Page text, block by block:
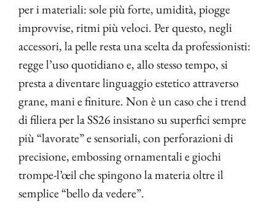
per i materiali: sole più forte, umidità, piogge
improvvise, ritmi più veloci. Per questo, negli
accessori, la pelle resta una scelta da professionisti:
regge l’uso quotidiano e, allo stesso tempo, si
presta a diventare linguaggio estetico attraverso
grane, mani e finiture. Non è un caso che i trend
di filiera per la SS26 insistano su superfici sempre
più “lavorate” e sensoriali, con perforazioni di
precisione, embossing ornamentali e giochi
trompe-l’œil che spingono la materia oltre il
semplice “bello da vedere”.